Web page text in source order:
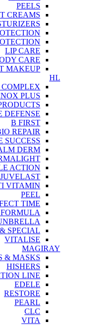
PEELS
CREAMS
LIP CARE
CARE
MAKEUP
HL
PLUS
DEFENSE
B FIRST
REPAIR
SUCCESS
DERM
ACTION
JUVELAST
VITAMIN
PEEL
TIME
SPECIAL
VITALISE
MAGIRAY
& MASKS
HISHERS
LINE
EDELE
RESTORE
PEARL
CLC
VITA